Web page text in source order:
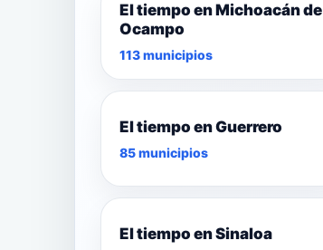
El tiempo en Michoacán de
Ocampo
113 municipios
El tiempo en Guerrero
85 municipios
El tiempo en Sinaloa